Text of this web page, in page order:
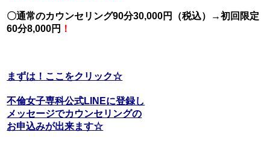
〇通常のカウンセリング90分30,000円（税込）→初回限定
60分8,000円 ！
まずは！ここをクリック☆
不倫女子専科公式LINEに登録し
メッセージでカウンセリングの
お申込みが出来ます☆